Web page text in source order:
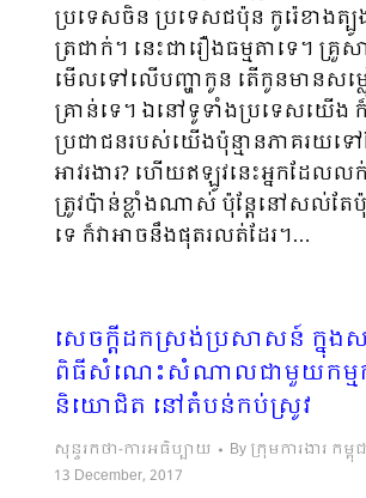
ប្រទេសចិន ប្រទេសជប៉ុន កូរ៉េខាងត្បូ
ត្រជាក់។ នេះជារឿងធម្មតាទេ។ គ្រួ
មើលទៅលើបញ្ហាកូន តើកូនមានសម្
គ្រាន់ទេ។ ឯនៅទូទាំងប្រទេសយើង
ប្រជាជនរបស់យើងប៉ុន្មានភាគរយទ
អាវរងារ? ហើយឥឡូវនេះអ្នកដែលលក់
ត្រូវប៉ាន់ខ្លាំងណាស់ ប៉ុន្តែនៅសល់តែប៉ុ
ទេ ក៏វាអាចនឹងផុតរលត់ដែរ។…
សេចក្តីដកស្រង់ប្រសាសន៍ ក្នុងស
ពិធីសំណេះសំណាលជាមួយកម្ម
និយោជិត នៅតំបន់កប់ស្រូវ
សុន្ទរកថា-ការអធិប្បាយ By ក្រុមការងារ កម្ពុ
13 December, 2017